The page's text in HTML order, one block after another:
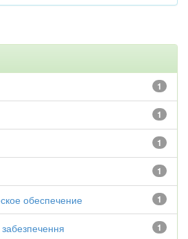
1
1
1
1
1
обеспечение
1